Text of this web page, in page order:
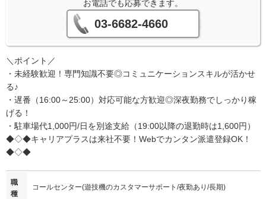
お電話でも応募できます。
03-6682-4660
＼ポイント／
・未経験歓迎！専門知識不要◎コミュニケーションスキルが活かせ
る♪
・遅番（16:00～25:00）対応可能な方歓迎◎深夜勤務でしっかり稼
げる！
・駐車場代1,000円/日を別途支給（19:00以降の退勤時は1,600円）
◆◇◆キャリアプラスは来社不要！Webでカンタン派遣登録OK！
◆◇◆
職
種
コールセンター(遊技機のカスタマーサポート/夜勤あり/長期)